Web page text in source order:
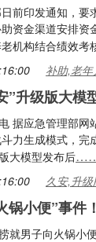
前印发通知，
资金渠道安排
机构结合绩效考
补助,老
”升级版大模
据应急管理部网
力生成模式，完
大模型发布后
久安,升
锅小便”事件
就男子向火锅小